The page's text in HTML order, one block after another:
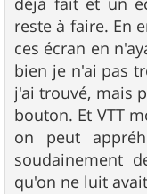
reste à faire. En
ces écran en
bien je n'ai pas
j'ai trouvé, mais
bouton. Et VTT
on peut
soudainement
qu'on ne luit